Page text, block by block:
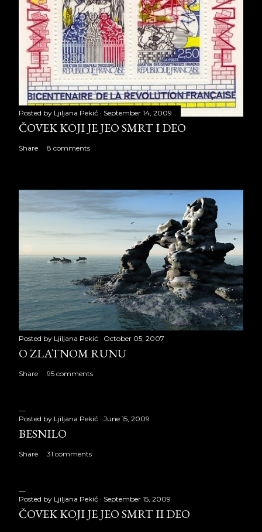
Posted by Ljiljana Pekić September 14, 2009
ČOVEK KOJI JE JEO SMRT I DEO
Share 8 comments
Posted by Ljiljana Pekić October 05, 2007
O ZLATNOM RUNU
Share 95 comments
Posted by Ljiljana Pekić June 15, 2009
BESNILO
Share 31 comments
Posted by Ljiljana Pekić September 15, 2009
ČOVEK KOJI JE JEO SMRT II DEO